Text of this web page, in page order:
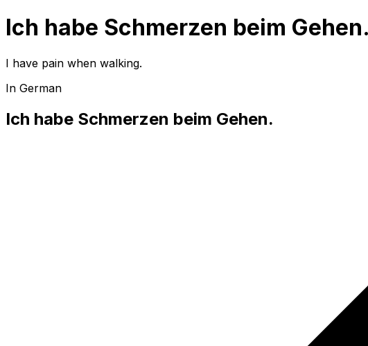
Ich habe Schmerzen beim Gehen.
I have pain when walking.
In German
Ich habe Schmerzen beim Gehen.